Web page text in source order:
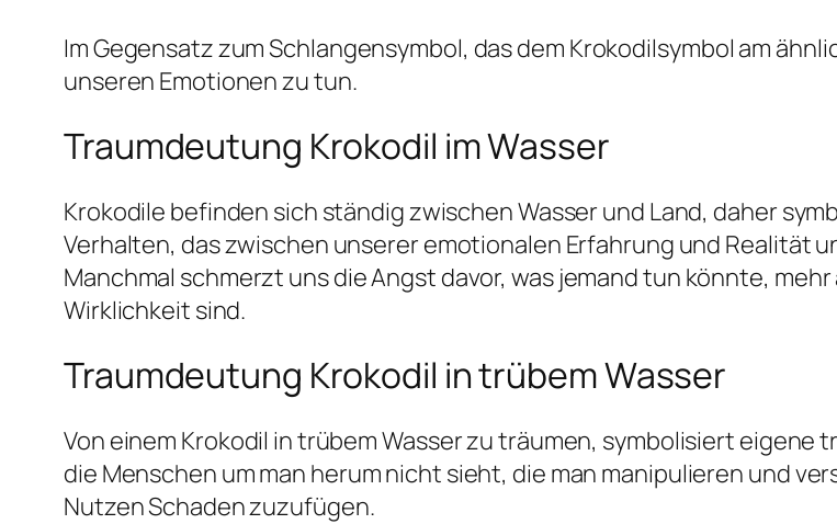
Im Gegensatz zum Schlangensymbol, das dem Krokodilsymbol am
unseren Emotionen zu tun.
Traumdeutung Krokodil im Wasser
Krokodile befinden sich ständig zwischen Wasser und Land, daher
Verhalten, das zwischen unserer emotionalen Erfahrung und Realität
Manchmal schmerzt uns die Angst davor, was jemand tun könnte,
Wirklichkeit sind.
Traumdeutung Krokodil in trübem Wasser
Von einem Krokodil in trübem Wasser zu träumen, symbolisiert
die Menschen um man herum nicht sieht, die man manipulieren und
Nutzen Schaden zuzufügen.